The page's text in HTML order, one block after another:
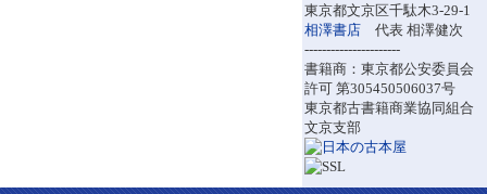
東京都文京区千駄木3-29-1
相澤書店 代表 相澤健次
----------------------
書籍商：東京都公安委員会
許可 第305450506037号
東京都古書籍商業協同組合
文京支部